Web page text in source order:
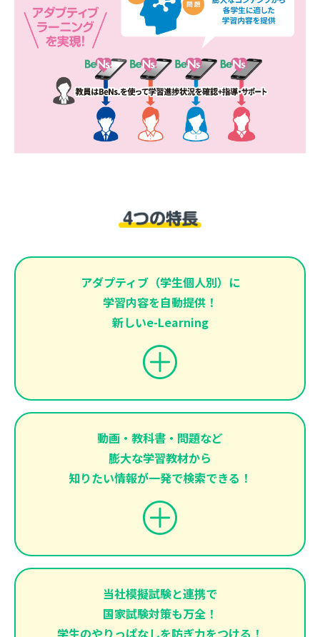
アダプティブ（学生個人別）に
学習内容を自動提供！
新しいe-Learning
動画・教科書・問題など
膨大な学習教材から
知りたい情報が一発で検索できる！
当社模擬試験と連携で
国家試験対策も万全！